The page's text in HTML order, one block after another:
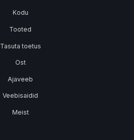
Kodu
Tooted
Tasuta toetus
Ost
Ajaveeb
Veebisaidid
Meist